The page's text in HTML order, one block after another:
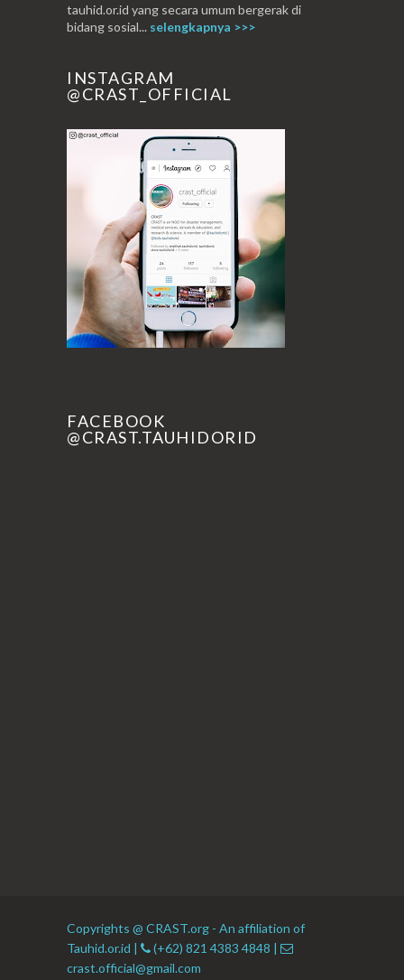
tauhid.or.id yang secara umum bergerak di
bidang sosial... selengkapnya >>>
INSTAGRAM
@CRAST_OFFICIAL
FACEBOOK
@CRAST.TAUHIDORID
Copyrights @ CRAST.org - An affiliation of
Tauhid.or.id |
(+62) 821 4383 4848 |
crast.official@gmail.com